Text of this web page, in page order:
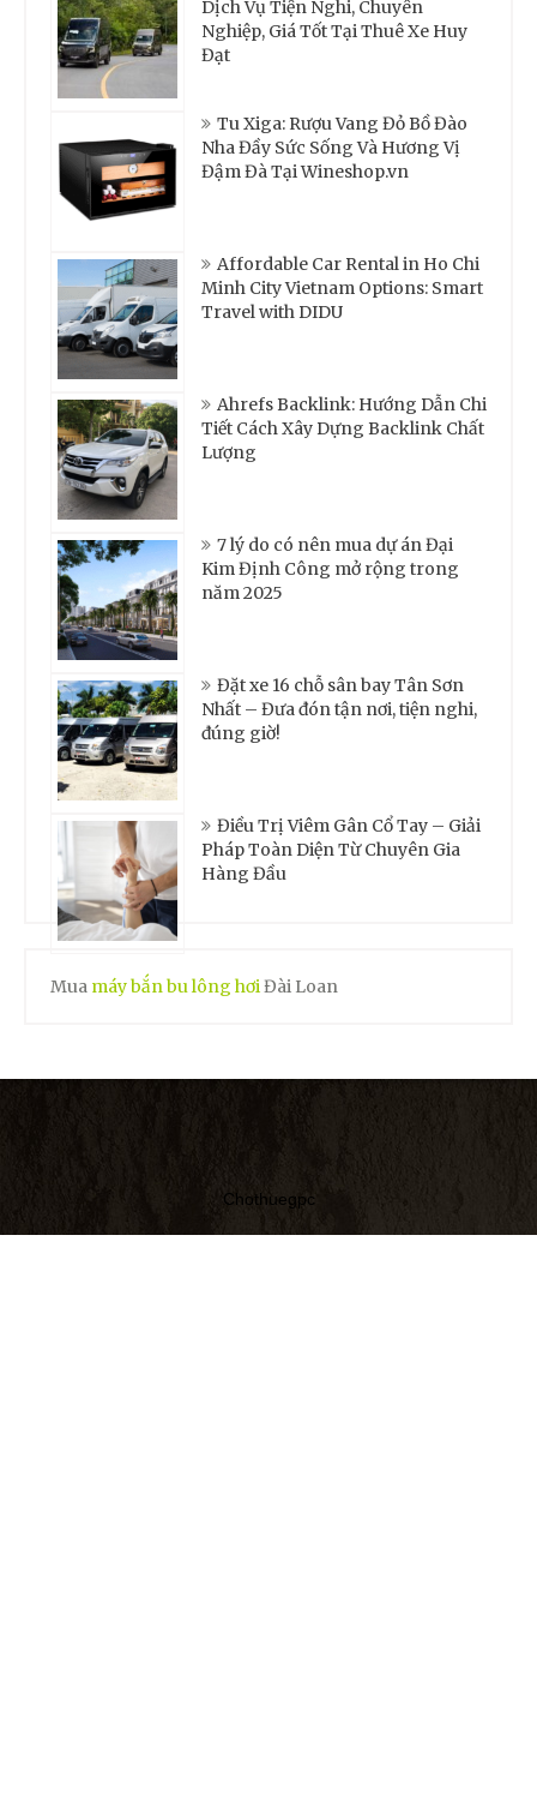
Dịch Vụ Tiện Nghi, Chuyên
Nghiệp, Giá Tốt Tại Thuê Xe Huy
Đạt
Tu Xiga: Rượu Vang Đỏ Bồ Đào
Nha Đầy Sức Sống Và Hương Vị
Đậm Đà Tại Wineshop.vn
Affordable Car Rental in Ho Chi
Minh City Vietnam Options: Smart
Travel with DIDU
Ahrefs Backlink: Hướng Dẫn Chi
Tiết Cách Xây Dựng Backlink Chất
Lượng
7 lý do có nên mua dự án Đại
Kim Định Công mở rộng trong
năm 2025
Đặt xe 16 chỗ sân bay Tân Sơn
Nhất – Đưa đón tận nơi, tiện nghi,
đúng giờ!
Điều Trị Viêm Gân Cổ Tay – Giải
Pháp Toàn Diện Từ Chuyên Gia
Hàng Đầu
Mua máy bắn bu lông hơi Đài Loan
Chothuegpc